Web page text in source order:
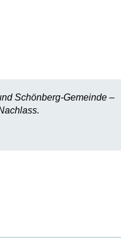
Schönberg-Gemeinde –